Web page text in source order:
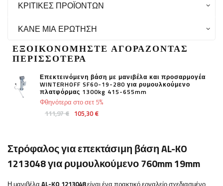
ΚΡΙΤΙΚΈΣ ΠΡΟΪΌΝΤΩΝ
ΚΆΝΕ ΜΙΑ ΕΡΏΤΗΣΗ
ΕΞΟΙΚΟΝΟΜΉΣΤΕ ΑΓΟΡΆΖΟΝΤΑΣ
ΠΕΡΙΣΣΌΤΕΡΑ
Επεκτεινόμενη βάση με μανιβέλα και προσαρμογέα
WINTERHOFF SF60-19-280 για ρυμουλκούμενο
πλατφόρμας 1300kg 415-655mm
111,97 € 105,30 €
Φθηνότερα στο σετ 5%
Στρόφαλος για επεκτάσιμη βάση AL-KO
1213048 για ρυμουλκούμενο 760mm 19mm